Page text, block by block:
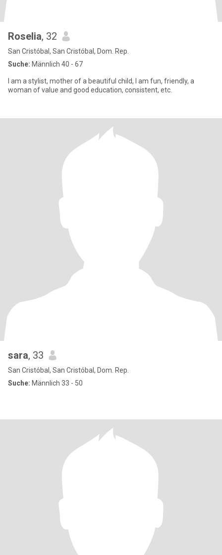
Roselia, 32
San Cristóbal, San Cristóbal, Dom. Rep.
Suche: Männlich 40 - 67
I am a stylist, mother of a beautiful child, I am fun, friendly, a
woman of value and good education, consistent, etc.
sara, 33
San Cristóbal, San Cristóbal, Dom. Rep.
Suche: Männlich 33 - 50